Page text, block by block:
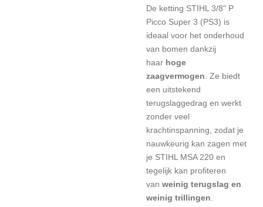
De ketting STIHL 3/8" P
Picco Super 3 (PS3) is
ideaal voor het onderhoud
van bomen dankzij
haar hoge
zaagvermogen . Ze biedt
een uitstekend
terugslaggedrag en werkt
zonder veel
krachtinspanning, zodat je
nauwkeurig kan zagen met
je STIHL MSA 220 en
tegelijk kan profiteren
van weinig terugslag en
weinig trillingen